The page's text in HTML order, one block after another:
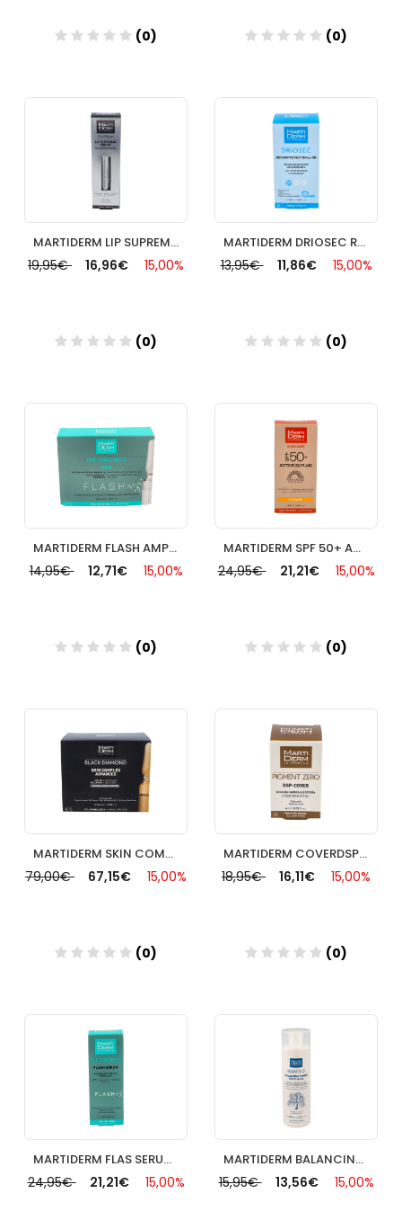
(0) (0)
MARTIDERM LIP SUPREME BALM 45 ML
19,95€ 16,96€ 15,00%
(0)
MARTIDERM DRIOSEC ROLL ON 50ML
13,95€ 11,86€ 15,00%
(0)
MARTIDERM FLASH AMPOLLAS 5 AMP
14,95€ 12,71€ 15,00%
(0)
MARTIDERM SPF 50+ ACTIVE (D) FLUID 1 ENVASE 50 ML
24,95€ 21,21€ 15,00%
(0)
MARTIDERM SKIN COMPLEX+ 2 ML 30 AMP
79,00€ 67,15€ 15,00%
(0)
MARTIDERM COVERDSP 4 ML
18,95€ 16,11€ 15,00%
(0)
Añadir
MARTIDERM FLAS SERUM 15ML ( ORIGINALS )
24,95€ 21,21€ 15,00%
MARTIDERM BALANCING TONICO FACIAL PIEL MIXTA/GRASA 200 ML
15,95€ 13,56€ 15,00%